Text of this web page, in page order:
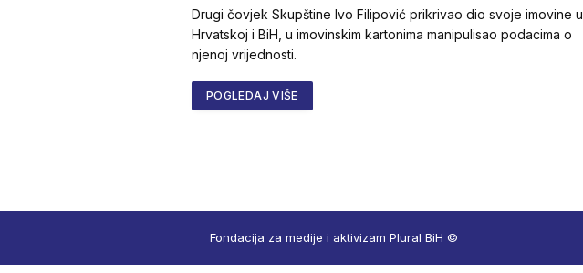
Drugi čovjek Skupštine Ivo Filipović prikrivao dio svoje imovine u
Hrvatskoj i BiH, u imovinskim kartonima manipulisao podacima o
njenoj vrijednosti.
POGLEDAJ VIŠE
Fondacija za medije i aktivizam Plural BiH ©